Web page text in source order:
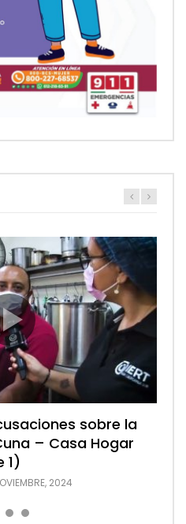
sobre la
– Casa Hogar
1)
2024
sobre la
– Casa Hogar
2)
2024
sobre la
– Casa Hogar
3)
2024